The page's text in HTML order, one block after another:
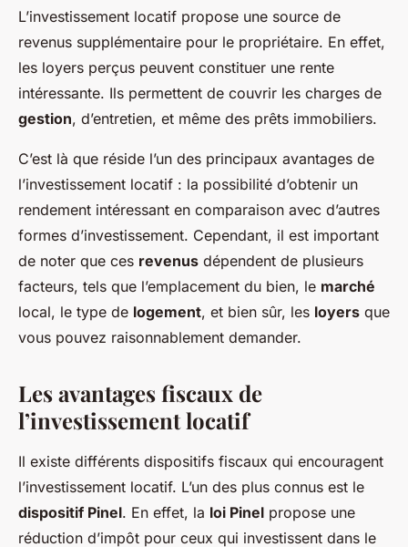
L’investissement locatif propose une source de
revenus supplémentaire pour le propriétaire. En effet,
les loyers perçus peuvent constituer une rente
intéressante. Ils permettent de couvrir les charges de
gestion, d’entretien, et même des prêts immobiliers.
C’est là que réside l’un des principaux avantages de
l’investissement locatif : la possibilité d’obtenir un
rendement intéressant en comparaison avec d’autres
formes d’investissement. Cependant, il est important
de noter que ces revenus dépendent de plusieurs
facteurs, tels que l’emplacement du bien, le marché
local, le type de logement, et bien sûr, les loyers que
vous pouvez raisonnablement demander.
Les avantages fiscaux de
l’investissement locatif
Il existe différents dispositifs fiscaux qui encouragent
l’investissement locatif. L’un des plus connus est le
dispositif Pinel. En effet, la loi Pinel propose une
réduction d’impôt pour ceux qui investissent dans le